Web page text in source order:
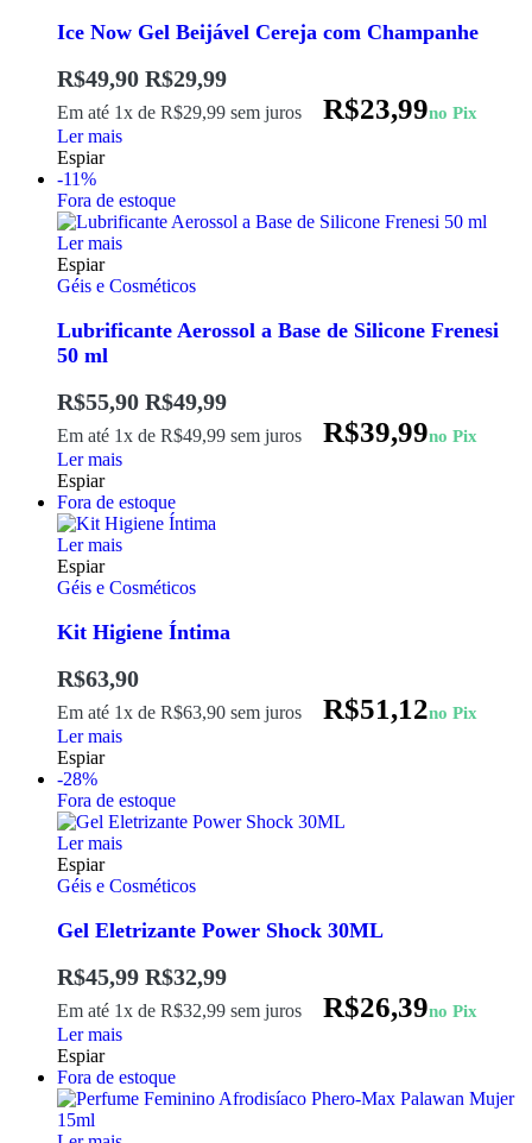
Ice Now Gel Beijável Cereja com Champanhe
R$49,90 R$29,99
Em até 1x de R$29,99 sem juros R$23,99no Pix
Ler mais
Espiar
-11%
Fora de estoque
Ler mais
Espiar
Géis e Cosméticos
Lubrificante Aerossol a Base de Silicone Frenesi
50 ml
R$55,90 R$49,99
Em até 1x de R$49,99 sem juros R$39,99no Pix
Ler mais
Espiar
Fora de estoque
Ler mais
Espiar
Géis e Cosméticos
Kit Higiene Íntima
R$63,90
Em até 1x de R$63,90 sem juros R$51,12no Pix
Ler mais
Espiar
-28%
Fora de estoque
Ler mais
Espiar
Géis e Cosméticos
Gel Eletrizante Power Shock 30ML
R$45,99 R$32,99
Em até 1x de R$32,99 sem juros R$26,39no Pix
Ler mais
Espiar
Fora de estoque